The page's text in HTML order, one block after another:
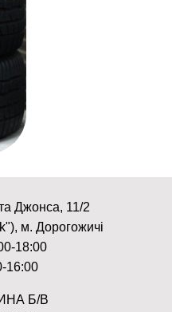
Джонса, 11/2
м. Дорогожичі
18:00
16:00
Б/В